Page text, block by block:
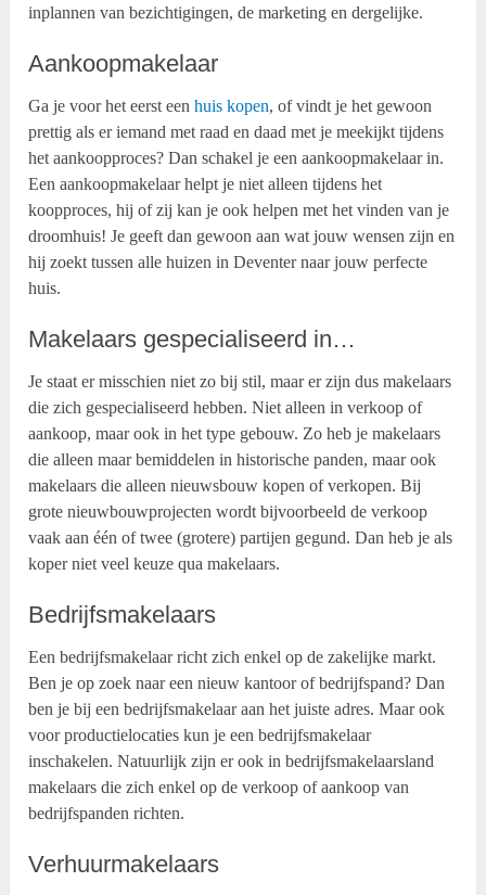
inplannen van bezichtigingen, de marketing en dergelijke.
Aankoopmakelaar
Ga je voor het eerst eenhuis kopen, of vindt je het gewoon
prettig als er iemand met raad en daad met je meekijkt tijdens
het aankoopproces? Dan schakel je een aankoopmakelaar in.
Een aankoopmakelaar helpt je niet alleen tijdens het
koopproces, hij of zij kan je ook helpen met het vinden van je
droomhuis! Je geeft dan gewoon aan wat jouw wensen zijn en
hij zoekt tussen alle huizen in Deventer naar jouw perfecte
huis.
Makelaars gespecialiseerd in…
Je staat er misschien niet zo bij stil, maar er zijn dus makelaars
die zich gespecialiseerd hebben. Niet alleen in verkoop of
aankoop, maar ook in het type gebouw. Zo heb je makelaars
die alleen maar bemiddelen in historische panden, maar ook
makelaars die alleen nieuwsbouw kopen of verkopen. Bij
grote nieuwbouwprojecten wordt bijvoorbeeld de verkoop
vaak aan één of twee (grotere) partijen gegund. Dan heb je als
koper niet veel keuze qua makelaars.
Bedrijfsmakelaars
Een bedrijfsmakelaar richt zich enkel op de zakelijke markt.
Ben je op zoek naar een nieuw kantoor of bedrijfspand? Dan
ben je bij een bedrijfsmakelaar aan het juiste adres. Maar ook
voor productielocaties kun je een bedrijfsmakelaar
inschakelen. Natuurlijk zijn er ook in bedrijfsmakelaarsland
makelaars die zich enkel op de verkoop of aankoop van
bedrijfspanden richten.
Verhuurmakelaars